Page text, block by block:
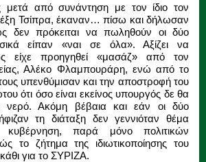
μετά από συνάντηση με τον ίδιο τον
Τσίπρα, έκαναν… πίσω και δήλωσαν
δεν πρόκειται να πωληθούν οι δύο
είπαν «ναι σε όλα». Αξίζει να
είχε προηγηθεί «μασάζ» από τον
Αλέκο Φλαμπουράρη, ενώ από το
υπενθύμισαν και την αποστροφή του
ότι όσο είναι εκείνος υπουργός δε θα
το νερό. Ακόμη βέβαια και εάν οι δύο
τη διάταξη δεν γεννιόταν θέμα
κυβέρνηση, παρά μόνο πολιτικών
το ζήτημα της ιδιωτικοποίησης του
για το ΣΥΡΙΖΑ.